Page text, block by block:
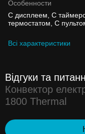
Особенности
С дисплеем, С
термостатом, С
Всі характеристики
Відгуки та
Конвектор
1800 Thermal